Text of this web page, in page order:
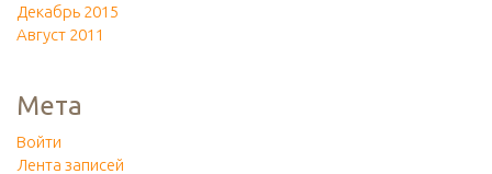
Декабрь 2015
Август 2011
Мета
Войти
Лента записей